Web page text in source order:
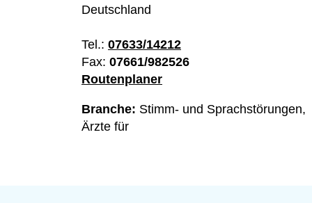
Deutschland
Tel.: 07633/14212
Fax: 07661/982526
Routenplaner
Branche: Stimm- und Sprachstörungen,
Ärzte für